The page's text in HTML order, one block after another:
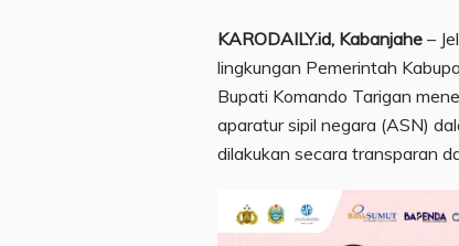
KARODAILY.id, Kabanjahe –
lingkungan Pemerintah
Bupati Komando Tarigan
aparatur sipil negara (ASN)
dilakukan secara transparan